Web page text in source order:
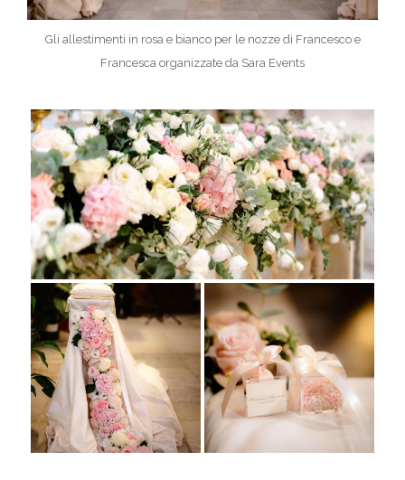
Gli allestimenti in rosa e bianco per le nozze di Francesco e
Francesca organizzate da Sara Events